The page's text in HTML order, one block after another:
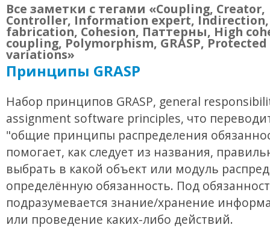
Все заметки с тегами «Coupling, Creator,
Controller, Information expert, Indirection,
fabrication, Cohesion, Паттерны, High
coupling, Polymorphism, GRASP, Protected
variations»
Принципы GRASP
Набор принципов GRASP, general
assignment software principles, что
"общие принципы распределения
помогает, как следует из названия,
выбрать в какой объект или модуль
определённую обязанность. Под
подразумевается знание/хранение
или проведение каких-либо действий.